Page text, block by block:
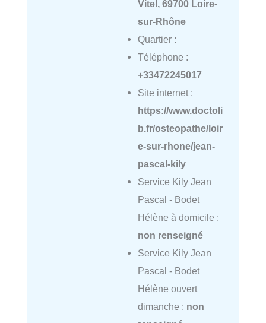
Vitel, 69700 Loire-
sur-Rhône
Quartier :
Téléphone :
+33472245017
Site internet :
https://www.doctoli
b.fr/osteopathe/loir
e-sur-rhone/jean-
pascal-kily
Service Kily Jean
Pascal - Bodet
Hélène à domicile :
non renseigné
Service Kily Jean
Pascal - Bodet
Hélène ouvert
dimanche : non